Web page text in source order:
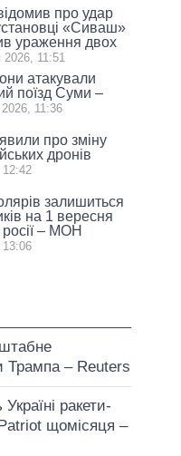
про удар
«Сиваш»
ураження двох
11:51
атакували
поїзд Суми –
11:36
про зміну
дронів
12:42
залишиться
на 1 вересня
– МОН
13:06
Трампа – Reuters
ракети-
щомісяця –